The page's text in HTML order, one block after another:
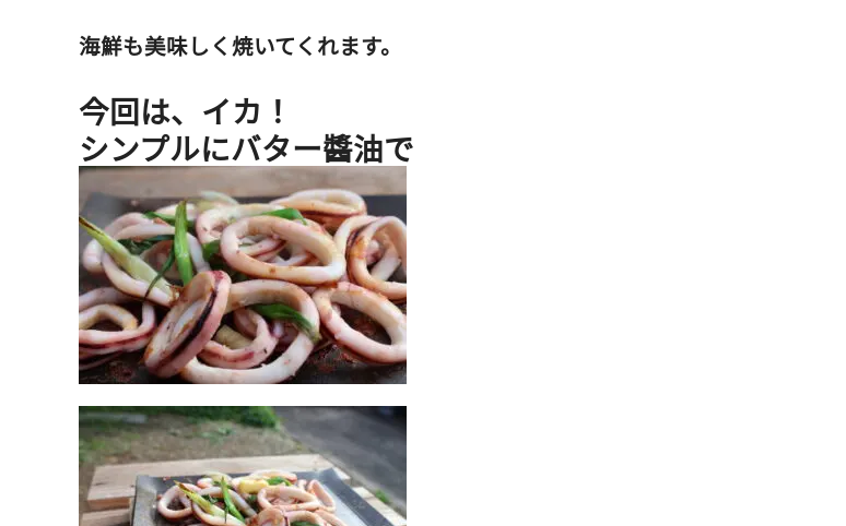
海鮮も美味しく焼いてくれます。
今回は、イカ！
シンプルにバター醬油で